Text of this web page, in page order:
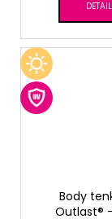
DETAIL
Body
Outlast®